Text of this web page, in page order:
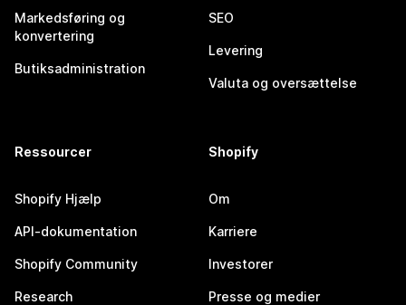
Markedsføring og
konvertering
Butiksadministration
SEO
Levering
Valuta og oversættelse
Ressourcer
Shopify Hjælp
API-dokumentation
Shopify Community
Research
Shopify
Om
Karriere
Investorer
Presse og medier